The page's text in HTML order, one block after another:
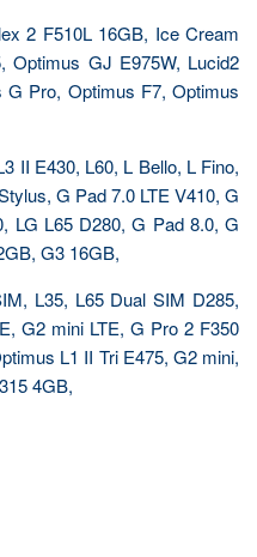
2 F510L 16GB, Ice Cream
Optimus GJ E975W, Lucid2
Pro, Optimus F7, Optimus
II E430, L60, L Bello, L Fino,
G Pad 7.0 LTE V410, G
LG L65 D280, G Pad 8.0, G
G3 16GB,
L35, L65 Dual SIM D285,
G2 mini LTE, G Pro 2 F350
L1 II Tri E475, G2 mini,
4GB,